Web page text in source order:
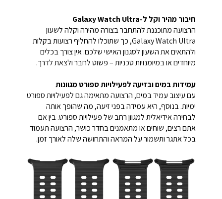
חיבור מהיר וקל ל-Galaxy Watch Ultra
הרצועה מתוכננת להתחבר בצורה מהירה וקלה לשעון
Galaxy Watch Ultra, כך שתוכלו להחליף רצועות בקלות
ולהתאים את השעון לסגנון האישי שלכם. אין צורך בכלים
מיוחדים או במיומנויות טכניות – פשוט לחבר ולצאת לדרך.
עמידות במים ובזיעה לפעילויות ספורט מגוונות
עם עיצוב עמיד במים, הרצועה מתאימה גם לפעילויות ספורט
ימיות. בנוסף, היא עמידה בפני זיעה, מה שהופך אותה
לבחירה אידיאלית למגוון רחב של פעילויות ספורט. בין אם
אתם רצים, שוחים או מתאמנים בחדר כושר, הרצועה תעמוד
בכל אתגר ותשמור על המראה והתחושה שלה לאורך זמן.